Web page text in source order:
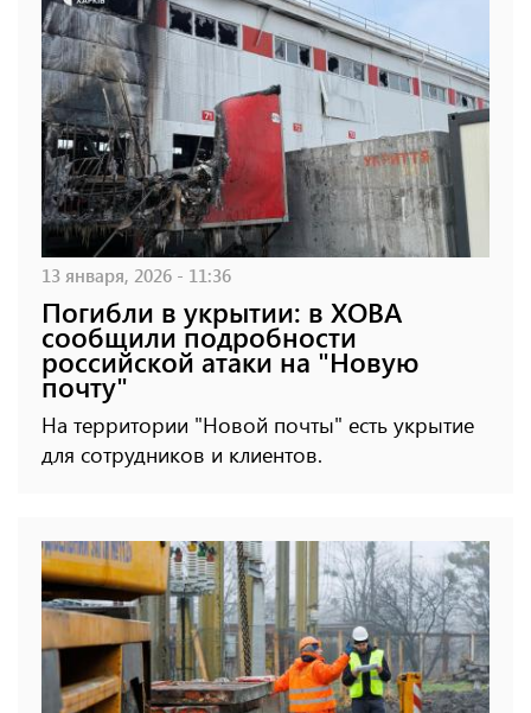
13 января, 2026 - 11:36
Погибли в укрытии: в ХОВА
сообщили подробности
российской атаки на "Новую
почту"
На территории "Новой почты" есть укрытие
для сотрудников и клиентов.